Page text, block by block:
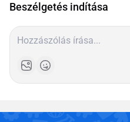
Beszélgetés indítása